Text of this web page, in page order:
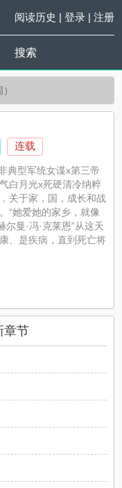
阅读历史 | 登录| 注册
搜索
连载
典型军统女谍x第三帝
白月光x死硬清冷纳粹
关于家，国，成长和战
“她爱她的家乡，就像
曼·冯·克莱恩”从这天
、是疾病，直到死亡将
原型，部分人物情节受
，但...
创作的耽美小说，3V
章节并且提供无弹窗
）评论，并不代表3V小
者的观点。
章节